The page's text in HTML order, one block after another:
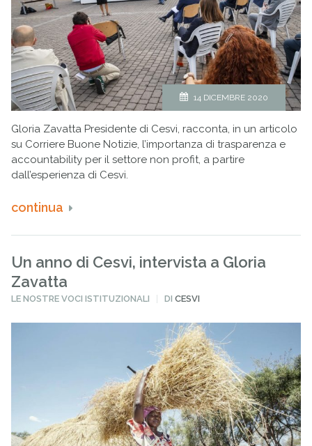
14 DICEMBRE 2020
Gloria Zavatta Presidente di Cesvi, racconta, in un articolo
su Corriere Buone Notizie, l’importanza di trasparenza e
accountability per il settore non profit, a partire
dall’esperienza di Cesvi.
continua
Un anno di Cesvi, intervista a Gloria
Zavatta
PUBBLICATO
LE NOSTRE VOCI ISTITUZIONALI DICESVI